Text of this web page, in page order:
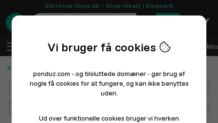
Glostrup-Shop.dk - Shop lokalt i Danmark
0
Log ind Sælg med Ponduz Alle afdelinger
Bøger, film og musik
Afdeling
Vi bruger få cookies
ponduz.com - og tilsluttede domæner - gør brug af
nogle få cookies for at fungere, og kan ikke benyttes
uden.
Ud over funktionelle cookies bruger vi hverken